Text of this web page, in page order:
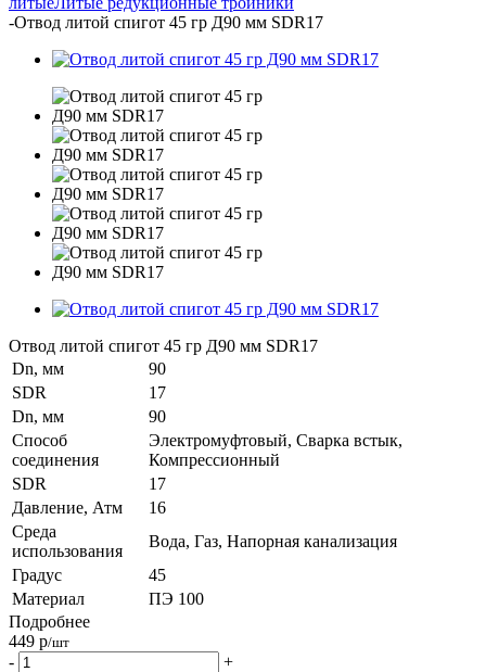
-Отвод литой спигот 45 гр Д90 мм SDR17
Отвод литой спигот 45 гр Д90 мм SDR17
Dn, мм
90
SDR
17
Dn, мм
90
Способ
соединения
Электромуфтовый, Сварка встык,
Компрессионный
SDR
17
Давление, Атм
16
Среда
использования
Вода, Газ, Напорная канализация
Градус
45
Материал
ПЭ 100
Подробнее
449 р/шт
-
+